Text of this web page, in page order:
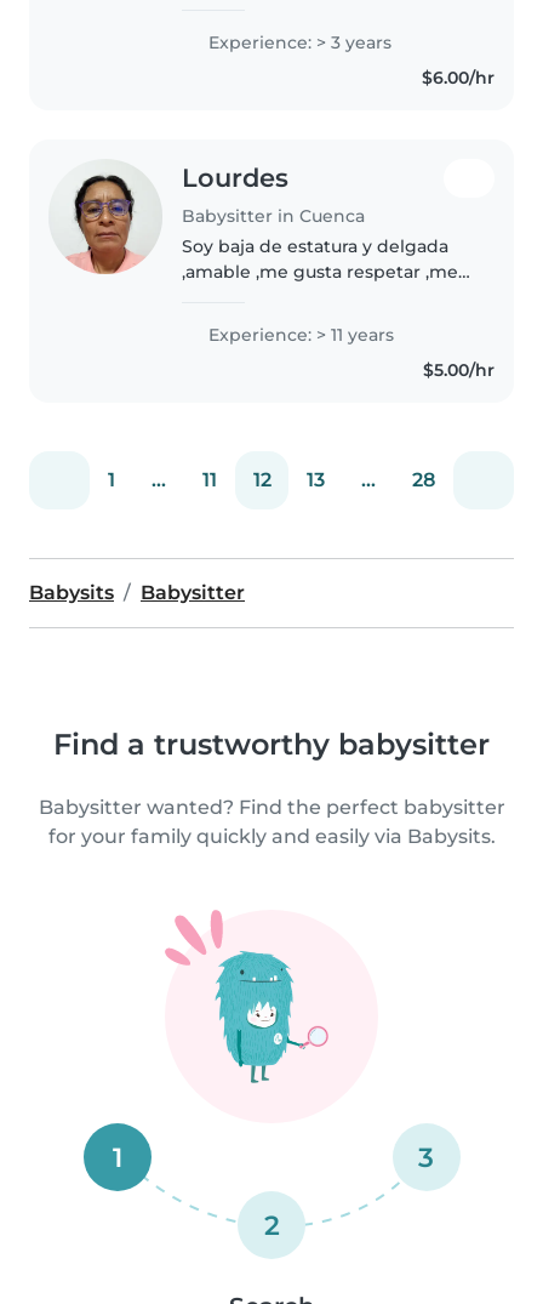
cocina también tengo
referencias personales y
laborales muchas gracias me
Experience: > 3 years
$6.00/hr
Lourdes
Babysitter in Cuenca
Soy baja de estatura y delgada
,amable ,me gusta respetar ,me
,creo en Dios cuando era más
joven cuide niños luego cuide a
Experience: > 11 years
$5.00/hr
1 ... 11 12 13 ... 28
Babysits Babysitter
Find a trustworthy babysitter
Babysitter wanted? Find the perfect babysitter
for your family quickly and easily via Babysits.
1
2
3